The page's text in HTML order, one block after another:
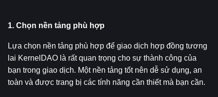
1. Chọn nền tảng phù hợp
Lựa chọn nền tảng phù hợp để giao dịch hợp đồng tương
lai KernelDAO là rất quan trọng cho sự thành công của
bạn trong giao dịch. Một nền tảng tốt nên dễ sử dụng, an
toàn và được trang bị các tính năng cần thiết mà bạn cần.